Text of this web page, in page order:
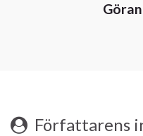
Författarens